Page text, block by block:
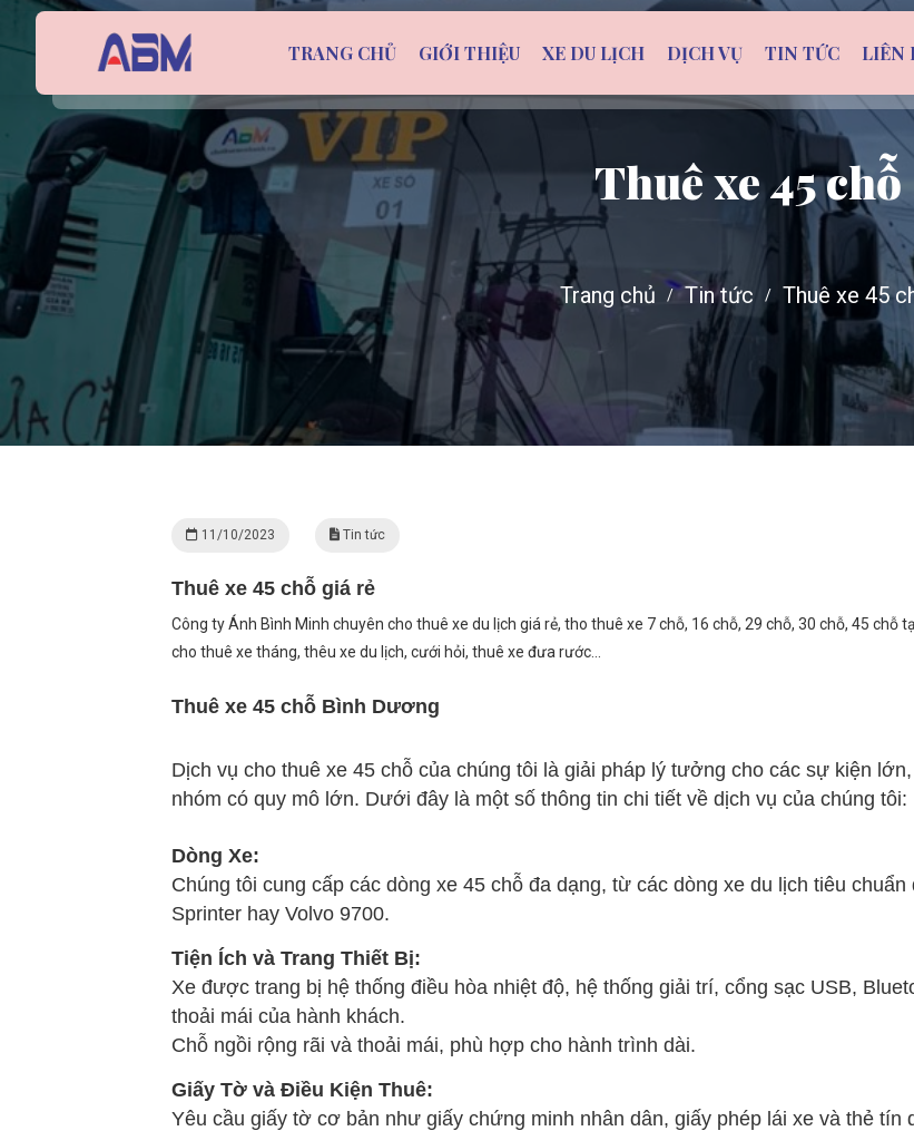
TRANG CHỦ GIỚI THIỆU XE DU LỊCH DỊCH VỤ TIN TỨC LIÊN
Thuê xe 45 chỗ
Trang chủ / Tin tức / Thuê xe 45
11/10/2023 Tin tức
Thuê xe 45 chỗ giá rẻ
Công ty Ánh Bình Minh chuyên cho thuê xe du lịch giá rẻ, tho thuê xe 7 chỗ, 16 chỗ, 29 chỗ, 30 chỗ, 45 chỗ
cho thuê xe tháng, thêu xe du lịch, cưới hỏi, thuê xe đưa rước...
Thuê xe 45 chỗ Bình Dương
Dịch vụ cho thuê xe 45 chỗ của chúng tôi là giải pháp lý tưởng cho các sự kiện
nhóm có quy mô lớn. Dưới đây là một số thông tin chi tiết về dịch vụ của chúng tôi:
Dòng Xe:
Chúng tôi cung cấp các dòng xe 45 chỗ đa dạng, từ các dòng xe du lịch tiêu
Sprinter hay Volvo 9700.
Tiện Ích và Trang Thiết Bị:
Xe được trang bị hệ thống điều hòa nhiệt độ, hệ thống giải trí, cổng sạc USB,
thoải mái của hành khách.
Chỗ ngồi rộng rãi và thoải mái, phù hợp cho hành trình dài.
Giấy Tờ và Điều Kiện Thuê:
Yêu cầu giấy tờ cơ bản như giấy chứng minh nhân dân, giấy phép lái xe và thẻ tín